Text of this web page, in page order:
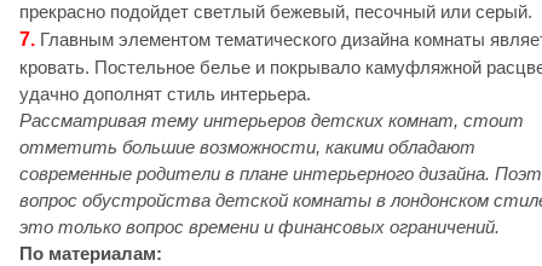
прекрасно подойдет светлый бежевый, песочный или серый.
7. Главным элементом тематического дизайна комнаты
кровать. Постельное белье и покрывало камуфляжной
удачно дополнят стиль интерьера.
Рассматривая тему интерьеров детских комнат, стоит
отметить большие возможности, какими обладают
современные родители в плане интерьерного дизайна.
вопрос обустройства детской комнаты в лондонском
это только вопрос времени и финансовых ограничений.
По материалам: